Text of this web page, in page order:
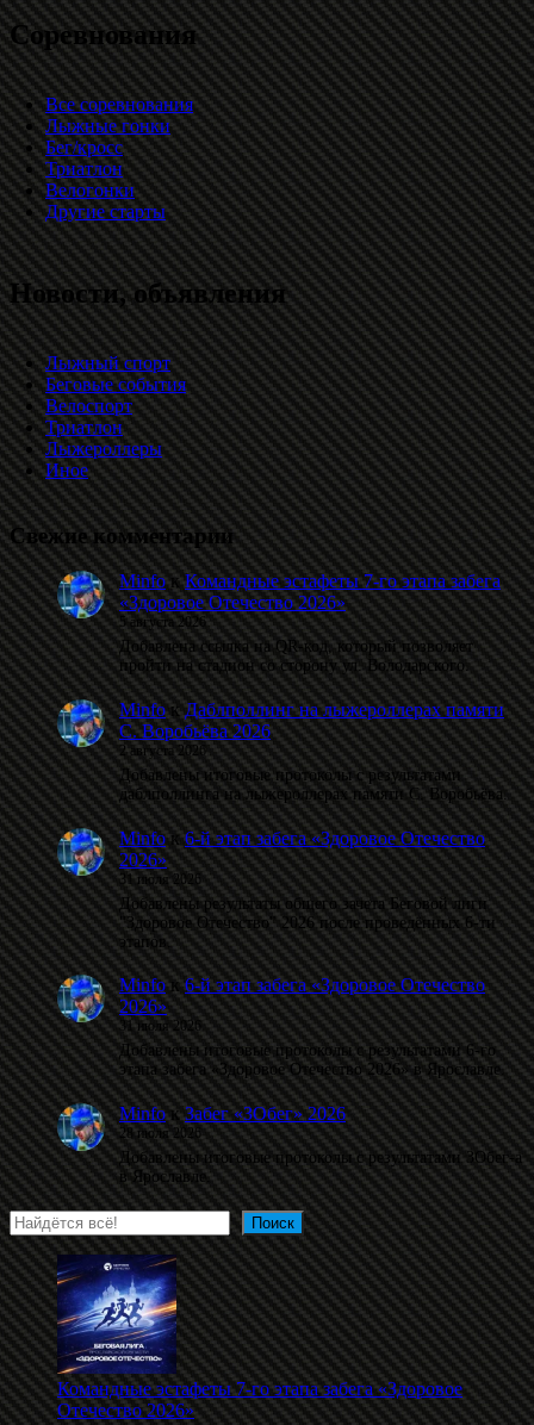
Соревнования
Все соревнования
Лыжные гонки
Бег/кросс
Триатлон
Велогонки
Другие старты
Новости, объявления
Лыжный спорт
Беговые события
Велоспорт
Триатлон
Лыжероллеры
Иное
Свежие комментарии
MinfoкКомандные эстафеты 7-го этапа забега
«Здоровое Отечество 2026»
5 августа 2026
Добавлена ссылка на QR-код, который позволяет
пройти на стадион со сторону ул. Володарского.
MinfoкДаблполлинг на лыжероллерах памяти
С. Воробьёва 2026
2 августа 2026
Добавлены итоговые протоколы с результатами
даблполлинга на лыжероллерах памяти С. Воробьёва.
Minfoк6-й этап забега «Здоровое Отечество
2026»
31 июля 2026
Добавлены результаты общего зачета Беговой лиги
"Здоровое Отечество" 2026 после проведённых 6-ти
этапов.
Minfoк6-й этап забега «Здоровое Отечество
2026»
31 июля 2026
Добавлены итоговые протоколы с результатами 6-го
этапа забега «Здоровое Отечество 2026» в Ярославле.
MinfoкЗабег «ЗОбег» 2026
28 июля 2026
Добавлены итоговые протоколы с результатами ЗОбег-а
в Ярославле.
Поиск Поиск
Командные эстафеты 7-го этапа забега «Здоровое
Отечество 2026»